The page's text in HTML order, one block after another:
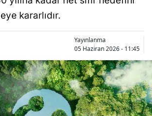
Artvin
Balıkesir
Bilecik
Bingöl
Bitlis
kararlıdır.
Yayınlanma
05 Haziran 2026 - 11:45